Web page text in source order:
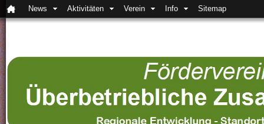
News Aktivitäten Verein Info Sitemap